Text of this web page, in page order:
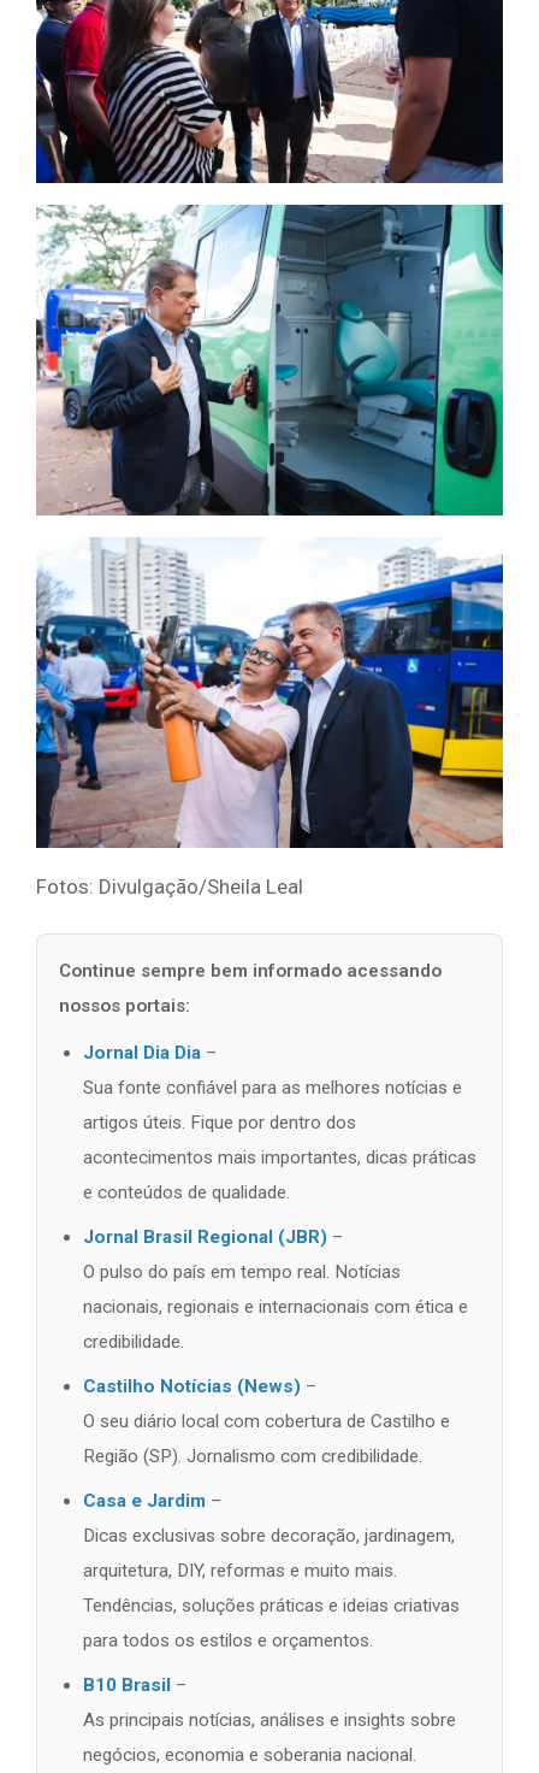
Fotos: Divulgação/Sheila Leal
Continue sempre bem informado acessando
nossos portais:
Jornal Dia Dia –
Sua fonte confiável para as melhores notícias e
artigos úteis. Fique por dentro dos
acontecimentos mais importantes, dicas práticas
e conteúdos de qualidade.
Jornal Brasil Regional (JBR) –
O pulso do país em tempo real. Notícias
nacionais, regionais e internacionais com ética e
credibilidade.
Castilho Notícias (News) –
O seu diário local com cobertura de Castilho e
Região (SP). Jornalismo com credibilidade.
Casa e Jardim –
Dicas exclusivas sobre decoração, jardinagem,
arquitetura, DIY, reformas e muito mais.
Tendências, soluções práticas e ideias criativas
para todos os estilos e orçamentos.
B10 Brasil –
As principais notícias, análises e insights sobre
negócios, economia e soberania nacional.